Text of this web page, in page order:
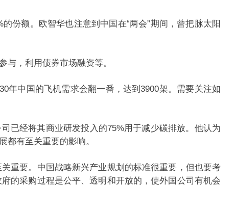
额。欧智华也注意到中国在“两会”期间，曾把脉太阳
，利用债券市场融资等。
中国的飞机需求会翻一番，达到3900架。需要关注如
经将其商业研发投入的75%用于减少碳排放。他认为
都有至关重要的影响。
要。中国战略新兴产业规划的标准很重要，但也要考
的采购过程是公平、透明和开放的，使外国公司有机会